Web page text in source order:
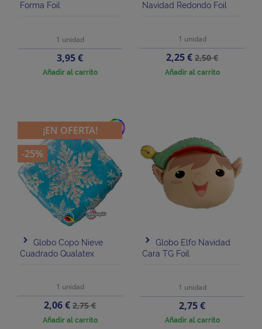
Forma Foil
1 unidad
Precio
3,95 €
Añadir al carrito
Navidad Redondo Foil
1 unidad
Precio
2,25 €Precio
base
2,50 €
Añadir al carrito
add
Globo Copo Nieve
Cuadrado Qualatex
1 unidad
Precio
2,06 €Precio
base
2,75 €
Añadir al carrito
¡EN OFERTA!
-25%
Globo Elfo Navidad
Cara TG Foil
1 unidad
Precio
2,75 €
Añadir al carrito